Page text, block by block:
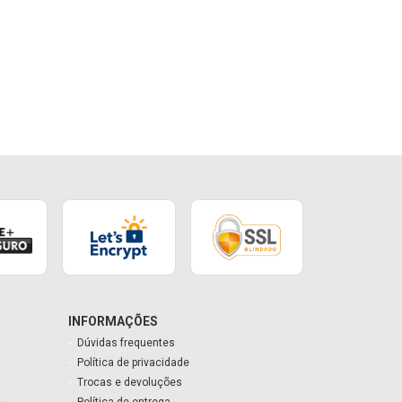
INFORMAÇÕES
Dúvidas frequentes
Política de privacidade
Trocas e devoluções